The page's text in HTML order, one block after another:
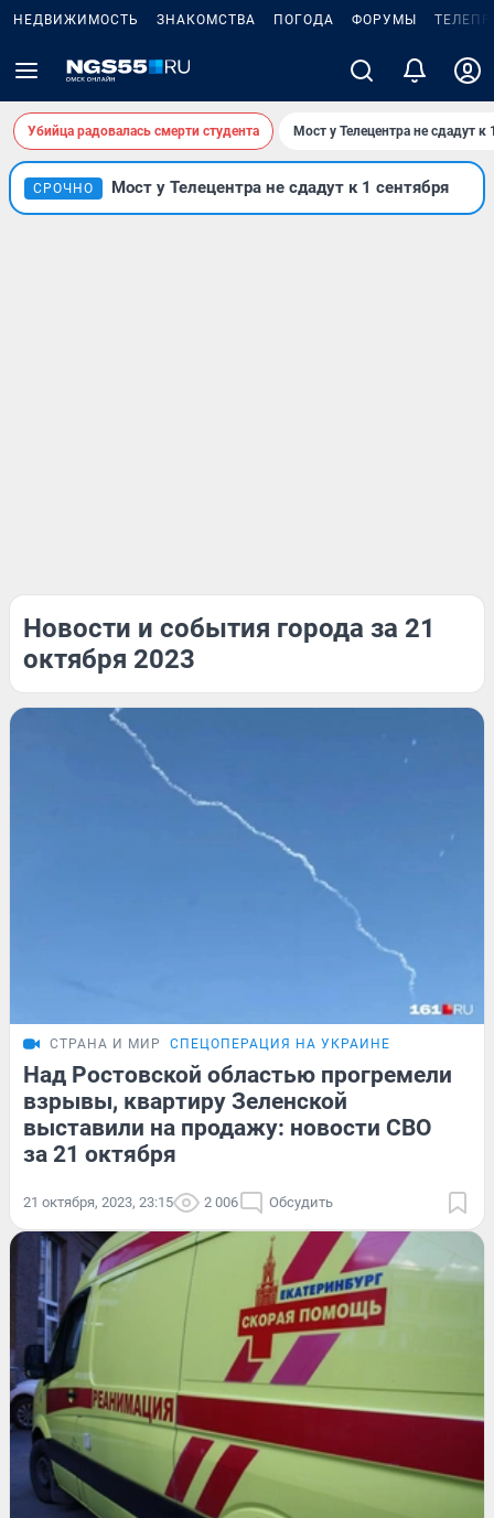
НЕДВИЖИМОСТЬ ЗНАКОМСТВА ПОГОДА ФОРУМЫ
Убийца радовалась смерти студента Мост у Телецентра не сдадут к
СРОЧНО Мост у Телецентра не сдадут к 1 сентября
Новости и события города за 21
октября 2023
СТРАНА И МИР СПЕЦОПЕРАЦИЯ НА УКРАИНЕ
Над Ростовской областью прогремели
взрывы, квартиру Зеленской
выставили на продажу: новости СВО
за 21 октября
21 октября, 2023, 23:15 2 006 Обсудить